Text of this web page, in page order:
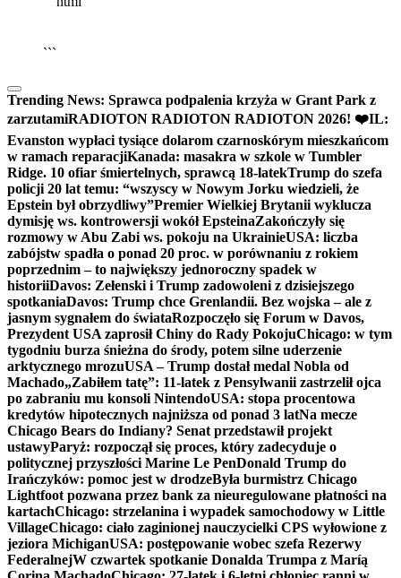
```
Trending News: Sprawca podpalenia krzyża w Grant Park z
zarzutamiRADIOTON RADIOTON RADIOTON 2026! ❤️IL:
Evanston wypłaci tysiące dolarom czarnoskórym mieszkańcom
w ramach reparacjiKanada: masakra w szkole w Tumbler
Ridge. 10 ofiar śmiertelnych, sprawcą 18-latekTrump do szefa
policji 20 lat temu: “wszyscy w Nowym Jorku wiedzieli, że
Epstein był obrzydliwy”Premier Wielkiej Brytanii wyklucza
dymisję ws. kontrowersji wokół EpsteinaZakończyły się
rozmowy w Abu Zabi ws. pokoju na UkrainieUSA: liczba
zabójstw spadła o ponad 20 proc. w porównaniu z rokiem
poprzednim – to największy jednoroczny spadek w
historiiDavos: Zełenski i Trump zadowoleni z dzisiejszego
spotkaniaDavos: Trump chce Grenlandii. Bez wojska – ale z
jasnym sygnałem do świataRozpoczęło się Forum w Davos,
Prezydent USA zaprosił Chiny do Rady PokojuChicago: w tym
tygodniu burza śnieżna do środy, potem silne uderzenie
arktycznego mrozuUSA – Trump dostał medal Nobla od
Machado„Zabiłem tatę”: 11-latek z Pensylwanii zastrzelił ojca
po zabraniu mu konsoli NintendoUSA: stopa procentowa
kredytów hipotecznych najniższa od ponad 3 latNa mecze
Chicago Bears do Indiany? Senat przedstawił projekt
ustawyParyż: rozpoczął się proces, który zadecyduje o
politycznej przyszłości Marine Le PenDonald Trump do
Irańczyków: pomoc jest w drodzeByła burmistrz Chicago
Lightfoot pozwana przez bank za nieuregulowane płatności na
kartachChicago: strzelanina i wypadek samochodowy w Little
VillageChicago: ciało zaginionej nauczycielki CPS wyłowione z
jeziora MichiganUSA: postępowanie wobec szefa Rezerwy
FederalnejW czwartek spotkanie Donalda Trumpa z Maríą